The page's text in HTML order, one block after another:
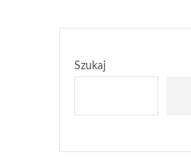
Szukaj